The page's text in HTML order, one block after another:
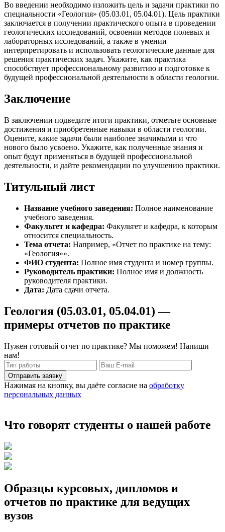
Во введении необходимо изложить цель и задачи практики по
специальности «Геология» (05.03.01, 05.04.01). Цель практики
заключается в получении практического опыта в проведении
геологических исследований, освоении методов полевых и
лабораторных исследований, а также в умении
интерпретировать и использовать геологические данные для
решения практических задач. Укажите, как практика
способствует профессиональному развитию и подготовке к
будущей профессиональной деятельности в области геологии.
Заключение
В заключении подведите итоги практики, отметьте основные
достижения и приобретенные навыки в области геологии.
Оцените, какие задачи были наиболее значимыми и что
нового было усвоено. Укажите, как полученные знания и
опыт будут применяться в будущей профессиональной
деятельности, и дайте рекомендации по улучшению практики.
Титульный лист
Название учебного заведения: Полное наименование
учебного заведения.
Факультет и кафедра: Факультет и кафедра, к которым
относится специальность.
Тема отчета: Например, «Отчет по практике на тему:
«Геология»».
ФИО студента: Полное имя студента и номер группы.
Руководитель практики: Полное имя и должность
руководителя практики.
Дата: Дата сдачи отчета.
Геология (05.03.01, 05.04.01) —
примеры отчетов по практике
Нужен готовый отчет по практике? Мы поможем! Напиши
нам!
Отправить заявку
Нажимая на кнопку, вы даёте согласие на обработку
персональных данных
Что говорят студенты о нашей работе
Образцы курсовых, дипломов и
отчетов по практике для ведущих
вузов